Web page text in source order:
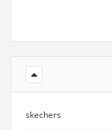
skechers